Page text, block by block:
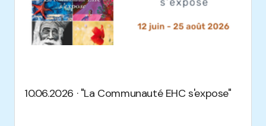
10.06.2026 · "La Communauté EHC s'expose"